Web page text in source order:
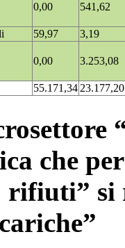
0,00 541,62
59,97
3,19
0,00 3.253,08
55.171,3423.177,20
che
rifiuti”